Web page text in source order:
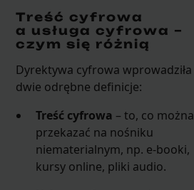
Treść cyfrowa
a usługa cyfrowa –
czym się różnią
Dyrektywa cyfrowa wprowadziła
dwie odrębne definicje:
Treść cyfrowa – to, co można
przekazać na nośniku
niematerialnym, np. e-booki,
kursy online, pliki audio.